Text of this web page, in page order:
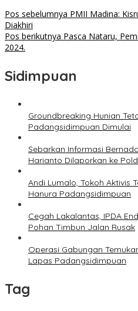
Navigasi
pos
Pos sebelumnya PMII Madina:
Diakhiri
Pos berikutnya Pasca Nataru,
2024.
Sidimpuan
Groundbreaking Hunian
Padangsidimpuan Dimulai
Sebarkan Informasi
Harianto Dilaporkan ke
Andi Lumalo, Tokoh Aktivis
Hanura Padangsidimpuan
Cegah Lakalantas, IPDA
Pohan Timbun Jalan Rusak
Operasi Gabungan
Lapas Padangsidimpuan
Tag